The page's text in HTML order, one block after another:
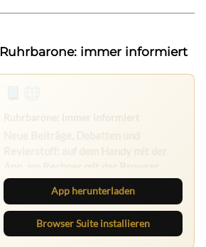
Ruhrbarone: immer informiert
direkt im Browser im Blick.
App herunterladen
Browser Suite installieren